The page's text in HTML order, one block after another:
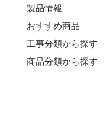
製品情報
おすすめ商品
工事分類から探す
商品分類から探す